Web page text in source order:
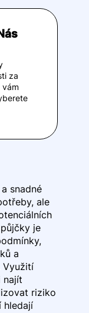
za
vám
snadné
ale
je
a
Využití
najít
riziko
hledají